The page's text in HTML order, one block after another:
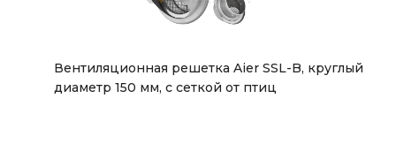
Вентиляционная решетка Aier SSL-B, круглый
диаметр 150 мм, с сеткой от птиц